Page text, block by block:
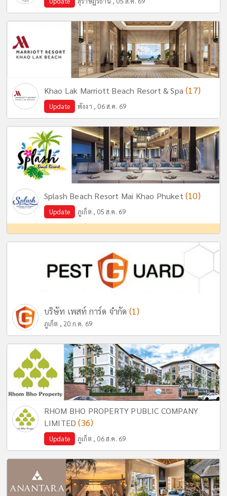
Khao Lak Marriott Beach Resort & Spa(17)
Update พังงา , 06 ส.ค. 69
Splash Beach Resort Mai Khao Phuket (10)
Update ภูเก็ต , 05 ส.ค. 69
บริษัท เพสท์ การ์ด จำกัด (1)
ภูเก็ต , 20 ก.ค. 69
RHOM BHO PROPERTY PUBLIC COMPANY
LIMITED(36)
Update ภูเก็ต , 06 ส.ค. 69